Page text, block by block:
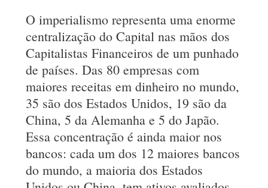
O imperialismo representa uma enorme
centralização do Capital nas mãos dos
Capitalistas Financeiros de um punhado
de países. Das 80 empresas com
maiores receitas em dinheiro no mundo,
35 são dos Estados Unidos, 19 são da
China, 5 da Alemanha e 5 do Japão.
Essa concentração é ainda maior nos
bancos: cada um dos 12 maiores bancos
do mundo, a maioria dos Estados